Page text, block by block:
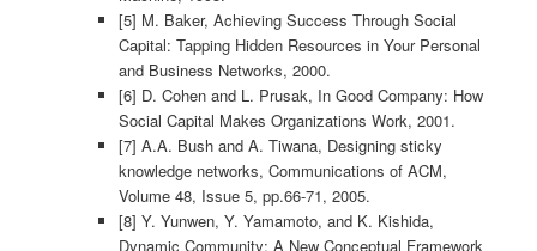
[5] M. Baker, Achieving Success Through Social
Capital: Tapping Hidden Resources in Your Personal
and Business Networks, 2000.
[6] D. Cohen and L. Prusak, In Good Company: How
Social Capital Makes Organizations Work, 2001.
[7] A.A. Bush and A. Tiwana, Designing sticky
knowledge networks, Communications of ACM,
Volume 48, Issue 5, pp.66-71, 2005.
[8] Y. Yunwen, Y. Yamamoto, and K. Kishida,
Dynamic Community: A New Conceptual Framework